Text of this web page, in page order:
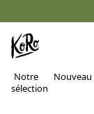
Notre
sélection
Nouveau